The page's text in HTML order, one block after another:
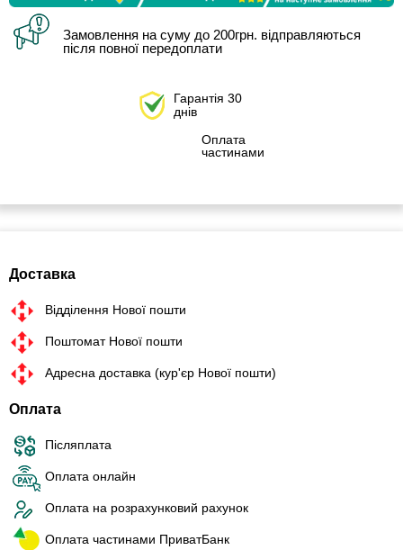
Замовлення на суму до 200грн. відправляються
після повної передоплати
Гарантія 30
днів
Оплата
частинами
Доставка
Відділення Нової пошти
Поштомат Нової пошти
Адресна доставка (кур'єр Нової пошти)
Оплата
Післяплата
Оплата онлайн
Оплата на розрахунковий рахунок
Оплата частинами ПриватБанк